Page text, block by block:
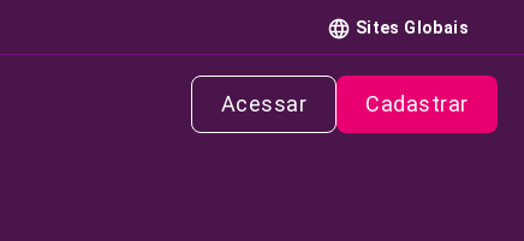
Sites Globais
Acessar Cadastrar